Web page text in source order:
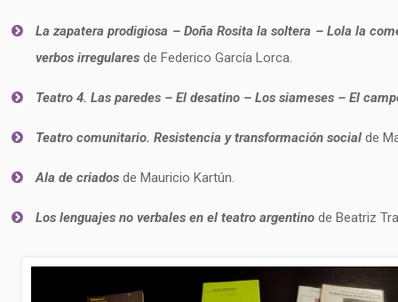
La zapatera prodigiosa – Doña Rosita la soltera – Lola la
verbos irregulares de Federico García Lorca.
Teatro 4. Las paredes – El desatino – Los siameses – El
Teatro comunitario. Resistencia y transformación social de
Ala de criados de Mauricio Kartún.
Los lenguajes no verbales en el teatro argentino de Beatriz